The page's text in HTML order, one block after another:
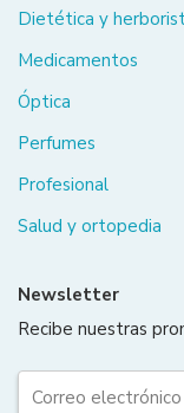
Dietética y
Medicamentos
Óptica
Perfumes
Profesional
Salud y ortopedia
Newsletter
Recibe nuestras